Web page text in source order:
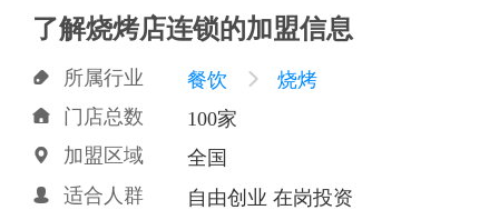
了解烧烤店连锁的加盟信息
 所属行业 餐饮  烧烤
 门店总数 100家
 加盟区域 全国
 适合人群
自由创业 在岗投资